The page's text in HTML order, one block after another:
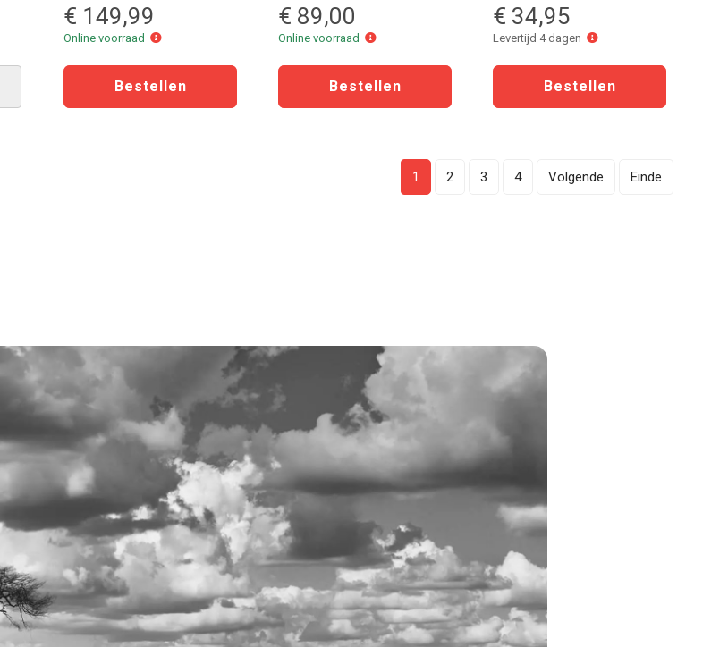
€ 149,99
Online voorraad
Online
€ 89,00
Online voorraad
Online
€ 34,95
Levertijd 4 dagen
Levertijd
1 2 3 4 Volgende Einde